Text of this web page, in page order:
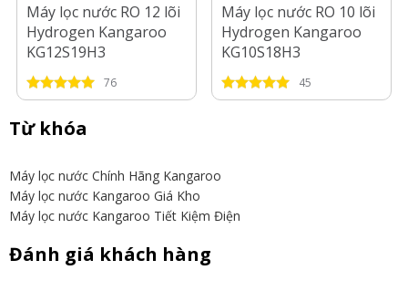
Máy lọc nước RO 12 lõi
Hydrogen Kangaroo
KG12S19H3
76
Máy lọc nước RO 10 lõi
Hydrogen Kangaroo
KG10S18H3
45
Từ khóa
Máy lọc nước Chính Hãng Kangaroo
Máy lọc nước Kangaroo Giá Kho
Máy lọc nước Kangaroo Tiết Kiệm Điện
Đánh giá khách hàng